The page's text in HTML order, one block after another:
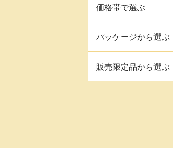
価格帯で選ぶ
パッケージから選ぶ
販売限定品から選ぶ